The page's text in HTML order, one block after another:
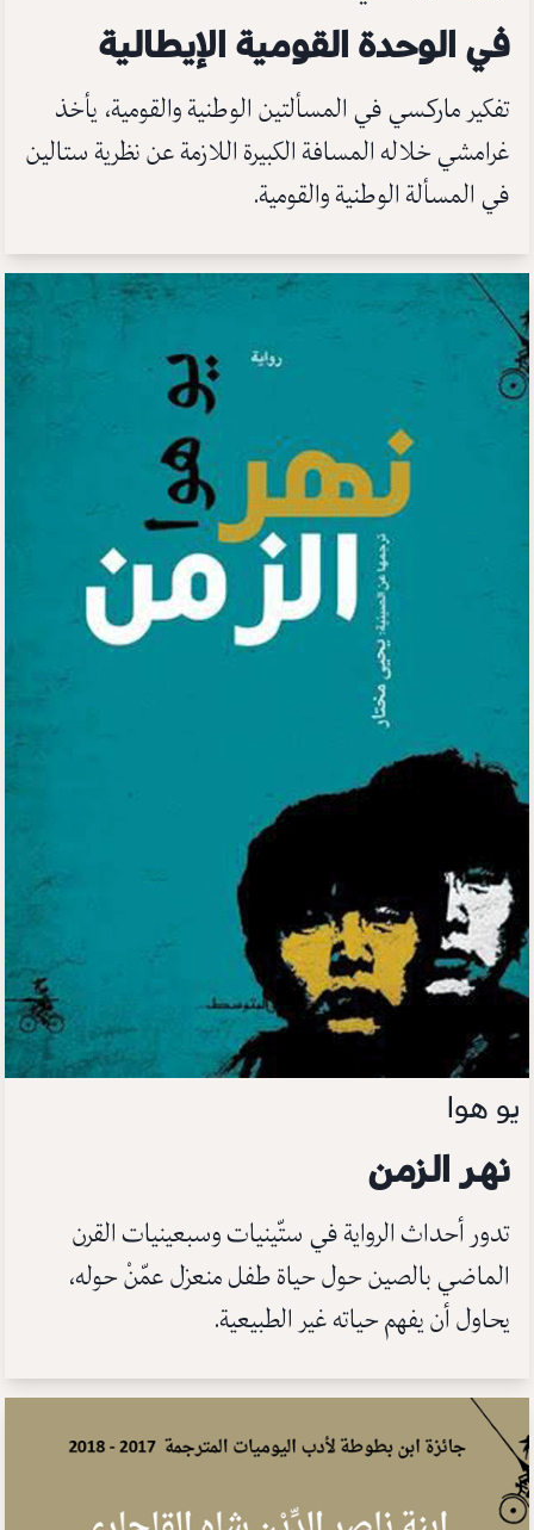
في الوحدة القومية الإيطالية
تفكير ماركسي في المسألتين الوطنية والقومية، يأخذ
غرامشي خلاله المسافة الكبيرة اللازمة عن نظرية ستالين
في المسألة الوطنية والقومية.
يو هوا
نهر الزمن
تدور أحداث الرواية في ستّينيات وسبعينيات القرن
الماضي بالصين حول حياة طفل منعزل عمّنْ حوله،
يحاول أن يفهم حياته غير الطبيعية.